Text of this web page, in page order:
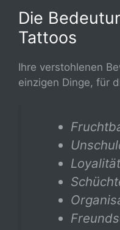
Die
Tattoos
Ihre verstohlenen
einzigen Dinge, für
Loyalität